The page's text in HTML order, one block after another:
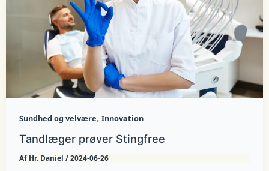
Sundhed og velvære, Innovation
Tandlæger prøver Stingfree
Af Hr. Daniel /2024-06-26